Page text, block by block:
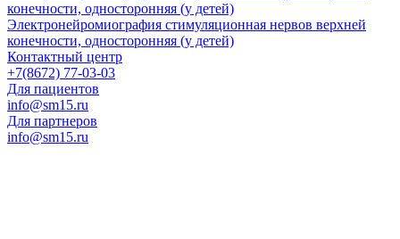
конечности, односторонняя (у детей)
Электронейромиография стимуляционная нервов верхней
конечности, односторонняя (у детей)
Контактный центр
+7(8672) 77-03-03
Для пациентов
info@sm15.ru
Для партнеров
info@sm15.ru